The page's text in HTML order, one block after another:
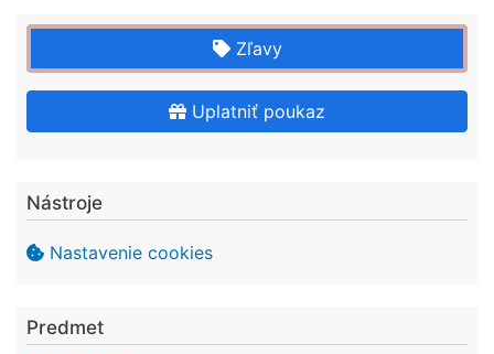
Zľavy
Uplatniť poukaz
Nástroje
Nastavenie cookies
Predmet